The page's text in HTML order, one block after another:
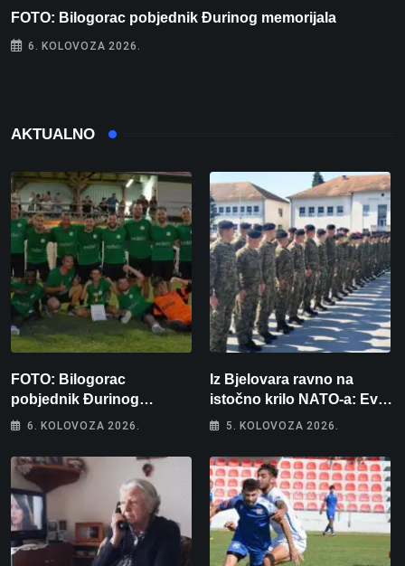
FOTO: Bilogorac pobjednik Đurinog memorijala
6. KOLOVOZA 2026.
AKTUALNO
FOTO: Bilogorac
pobjednik Đurinog
memorijala
6. KOLOVOZA 2026.
Iz Bjelovara ravno na
istočno krilo NATO-a: Evo
kamo odlazi 82 hrvatska
5. KOLOVOZA 2026.